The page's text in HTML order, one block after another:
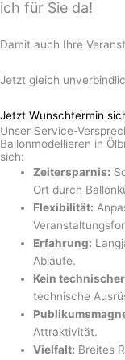
ich für Sie da!
Damit auch Ihre
Jetzt gleich
Jetzt Wunschtermin
Unser Service-
Ballonmodellieren in
sich:
Zeitersparnis:
Ort durch
Flexibilität:
Erfahrung:
Abläufe.
Kein
technische
Attraktivität.
Vielfalt: Breites